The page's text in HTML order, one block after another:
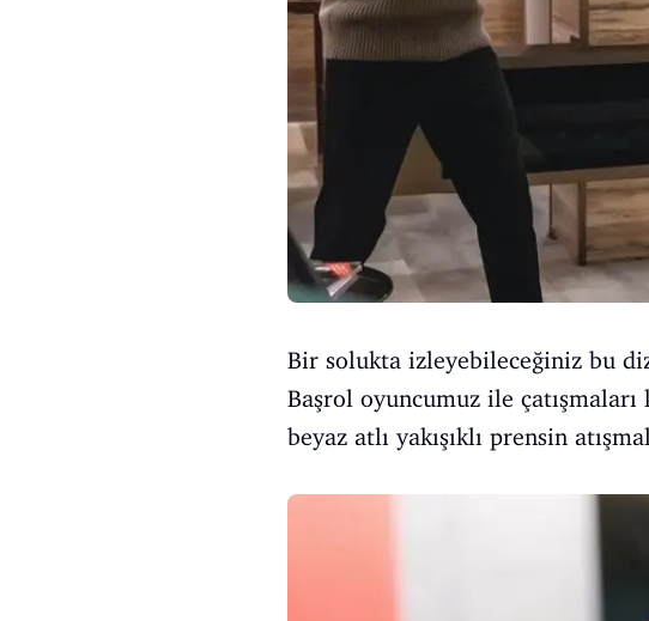
Bir solukta izleyebileceğiniz bu
Başrol oyuncumuz ile
beyaz atlı yakışıklı prensin